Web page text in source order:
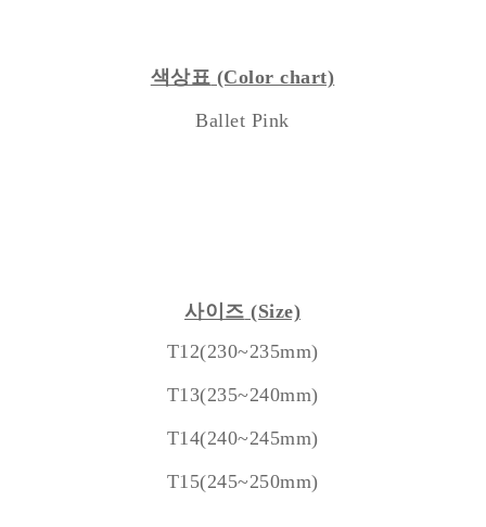
색상표 (Color chart)
Ballet Pink
사이즈 (Size)
T12(230~235mm)
T13(235~240mm)
T14(240~245mm)
T15(245~250mm)